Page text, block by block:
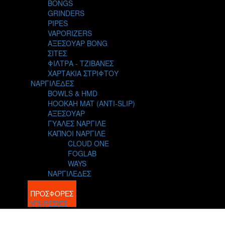
BONGS
GRINDERS
PIPES
VAPORIZERS
ΑΞΕΣΟΥΑΡ BONG
ΣΙΤΕΣ
ΦΙΛΤΡΑ - ΤΖΙΒΑΝΕΣ
ΧΑΡΤΑΚΙΑ ΣΤΡΙΦΤΟΥ
ΝΑΡΓΙΛΕΔΕΣ
BOWLS & HMD
HOOKAH MAT (ANTI-SLIP)
ΑΞΕΣΟΥΑΡ
ΓΥΑΛΕΣ ΝΑΡΓΙΛΕ
ΚΑΠΝΟΙ ΝΑΡΓΙΛΕ
CLOUD ONE
FOGLAB
WAYS
ΝΑΡΓΙΛΕΔΕΣ
BLOG
ΠΡΟΣΦΟΡΕΣ
ΥΠΗΡΕΣΙΕΣ